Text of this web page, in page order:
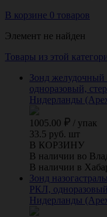
В корзине 0 товаров
Элемент не найден
Товары из этой
Зонд
одноразовый,
Нидерланды
1005.00 / упак
33.5 руб. шт
В КОРЗИНУ
В наличии во
В наличии в
Зонд
РКЛ,
Нидерланды